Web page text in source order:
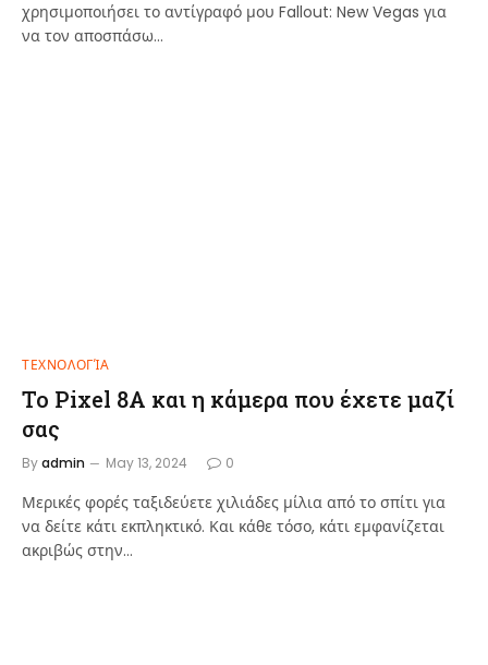
χρησιμοποιήσει το αντίγραφό μου Fallout: New Vegas για
να τον αποσπάσω…
ΤΕΧΝΟΛΟΓΊΑ
Το Pixel 8A και η κάμερα που έχετε μαζί
σας
Byadmin May 13, 2024 0
Μερικές φορές ταξιδεύετε χιλιάδες μίλια από το σπίτι για
να δείτε κάτι εκπληκτικό. Και κάθε τόσο, κάτι εμφανίζεται
ακριβώς στην…